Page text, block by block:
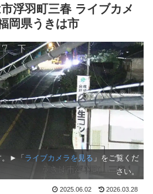
浮羽町三春 ライブカメ
岡県うきは市
。►「 ライブカメラを見る 」をご覧くだ
さい。
2025.06.02 2026.03.28